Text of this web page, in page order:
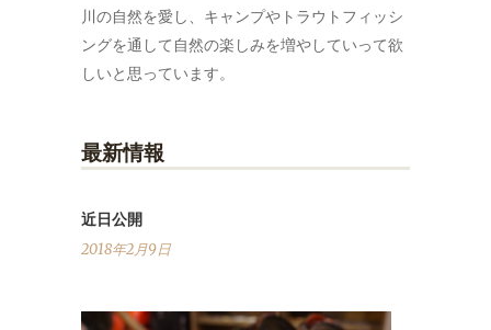
川の自然を愛し、キャンプやトラウトフィッシ
ングを通して自然の楽しみを増やしていって欲
しいと思っています。
最新情報
近日公開
2018年2月9日